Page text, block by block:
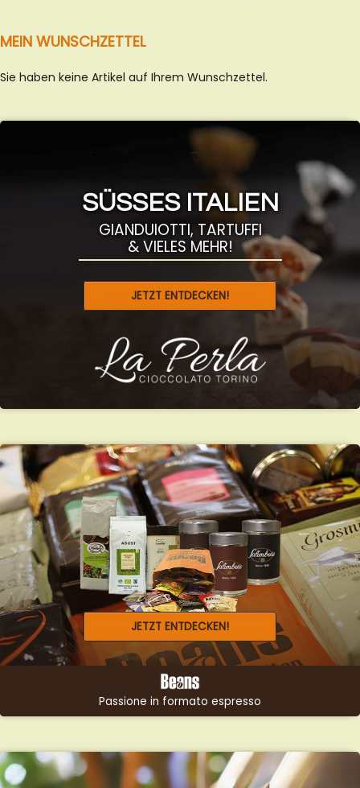
MEIN WUNSCHZETTEL
Sie haben keine Artikel auf Ihrem Wunschzettel.
SÜSSES ITALIEN
GIANDUIOTTI, TARTUFFI
& VIELES MEHR!
JETZT ENTDECKEN!
JETZT ENTDECKEN!
Passione in formato espresso